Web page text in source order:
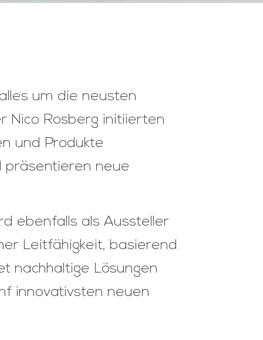
um die neusten
Nico Rosberg initiierten
und Produkte
präsentieren neue
ebenfalls als Aussteller
Leitfähigkeit, basierend
nachhaltige Lösungen
innovativsten neuen